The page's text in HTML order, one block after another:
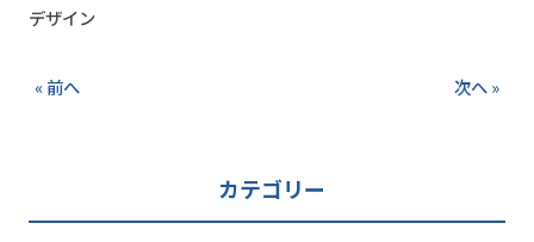
デザイン
« 前へ 次へ »
カテゴリー